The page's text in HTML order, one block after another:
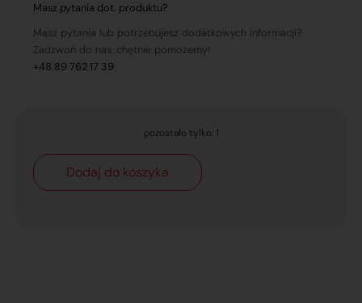
Masz pytania dot. produktu?
Masz pytania lub potrzebujesz dodatkowych informacji?
Zadzwoń do nas, chętnie pomożemy!
+48 89 762 17 39
pozostało tylko: 1
Dodaj do koszyka